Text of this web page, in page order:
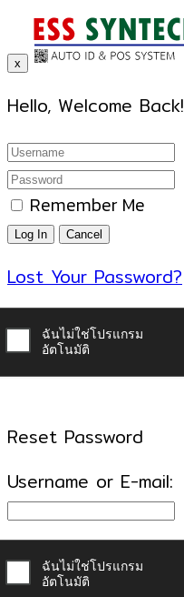
x
Hello, Welcome Back!
Remember Me
Lost Your Password?
Reset Password
Username or E-mail: